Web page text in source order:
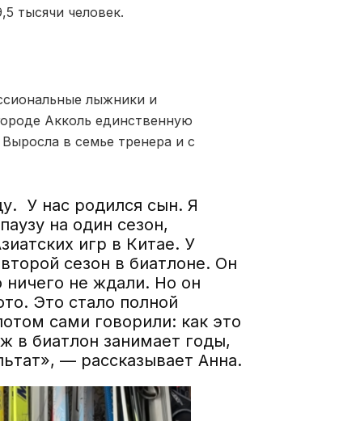
тысячи человек.
лыжники и
Акколь единственную
в семье тренера и с
У нас родился сын. Я
на один сезон,
игр в Китае. У
сезон в биатлоне. Он
ничего не ждали. Но он
Это стало полной
сами говорили: как это
в биатлон занимает годы,
— рассказывает Анна.